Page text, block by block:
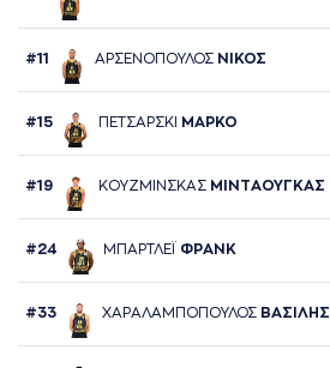
#11 AΡΣΕΝΟΠΟΥΛΟΣ ΝΙΚΟΣ
#15 ΠΕΤΣAΡΣΚΙ ΜAΡΚΟ
#19 ΚΟΥΖΜΙΝΣΚAΣ ΜΙΝΤAΟΥΓΚAΣ
#24 ΜΠAΡΤΛΕΪ ΦΡAΝΚ
#33 ΧAΡAΛAΜΠΟΠΟΥΛΟΣ ΒAΣΙΛΗΣ